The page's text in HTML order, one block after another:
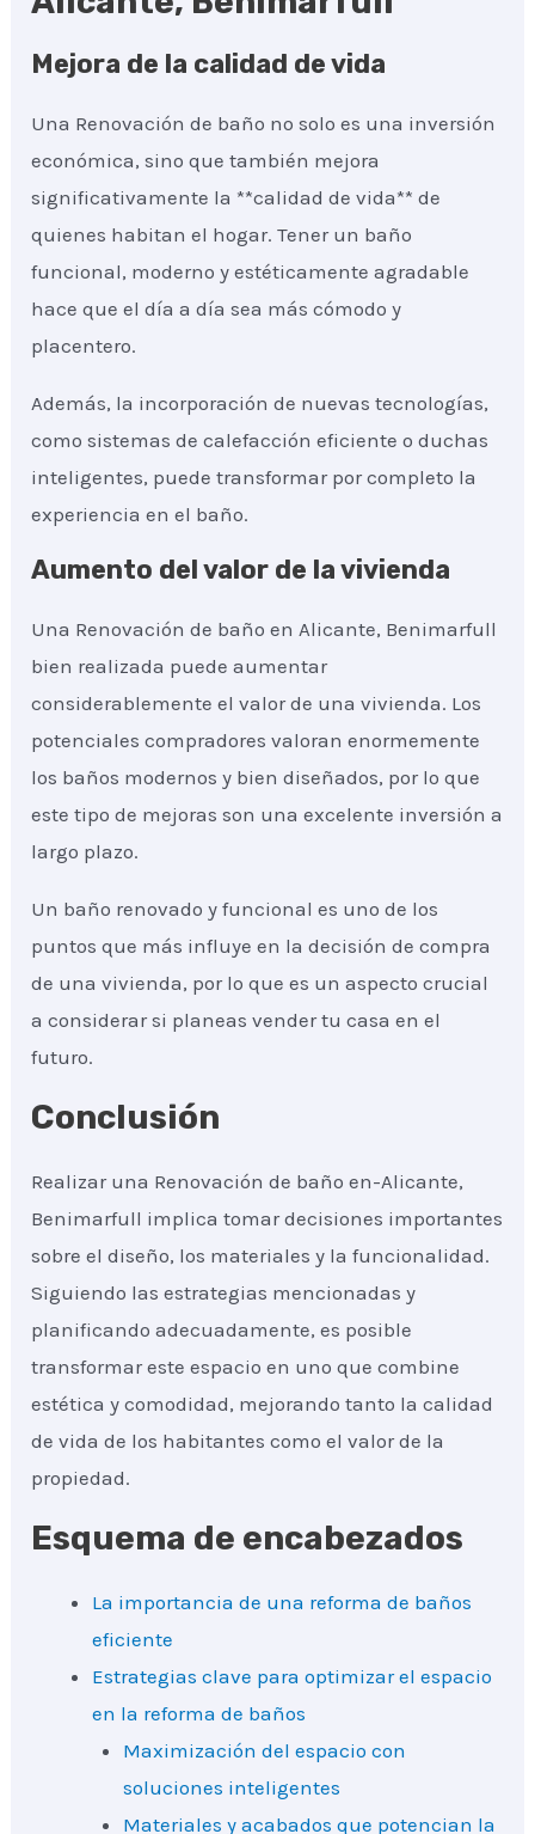
Mejora de la calidad de vida
Una Renovación de baño no solo es una inversión
económica, sino que también mejora
significativamente la **calidad de vida** de
quienes habitan el hogar. Tener un baño
funcional, moderno y estéticamente agradable
hace que el día a día sea más cómodo y
placentero.
Además, la incorporación de nuevas tecnologías,
como sistemas de calefacción eficiente o duchas
inteligentes, puede transformar por completo la
experiencia en el baño.
Aumento del valor de la vivienda
Una Renovación de baño en Alicante, Benimarfull
bien realizada puede aumentar
considerablemente el valor de una vivienda. Los
potenciales compradores valoran enormemente
los baños modernos y bien diseñados, por lo que
este tipo de mejoras son una excelente inversión a
largo plazo.
Un baño renovado y funcional es uno de los
puntos que más influye en la decisión de compra
de una vivienda, por lo que es un aspecto crucial
a considerar si planeas vender tu casa en el
futuro.
Conclusión
Realizar una Renovación de baño en-Alicante,
Benimarfull implica tomar decisiones importantes
sobre el diseño, los materiales y la funcionalidad.
Siguiendo las estrategias mencionadas y
planificando adecuadamente, es posible
transformar este espacio en uno que combine
estética y comodidad, mejorando tanto la calidad
de vida de los habitantes como el valor de la
propiedad.
Esquema de encabezados
La importancia de una reforma de baños
eficiente
Estrategias clave para optimizar el espacio
en la reforma de baños
Maximización del espacio con
soluciones inteligentes
Materiales y acabados que potencian la